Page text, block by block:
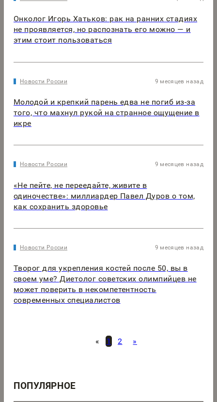
Онколог Игорь Хатьков: рак на ранних стадиях
не проявляется, но распознать его можно — и
этим стоит пользоваться
Новости России 9 месяцев назад
Молодой и крепкий парень едва не погиб из-за
того, что махнул рукой на странное ощущение в
икре
Новости России 9 месяцев назад
«Не пейте, не переедайте, живите в
одиночестве»: миллиардер Павел Дуров о том,
как сохранить здоровье
Новости России 9 месяцев назад
Творог для укрепления костей после 50, вы в
своем уме? Диетолог советских олимпийцев не
может поверить в некомпетентность
современных специалистов
« 1 2 »
ПОПУЛЯРНОЕ